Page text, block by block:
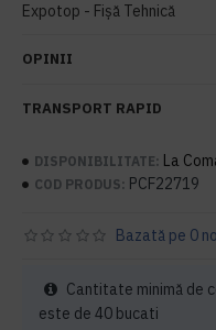
Expotop - Fișă Tehnică
OPINII
TRANSPORT RAPID
DISPONIBILITATE: La
COD PRODUS: PCF22719
Bazată pe 0
Cantitate minimă de
este de 40 bucati